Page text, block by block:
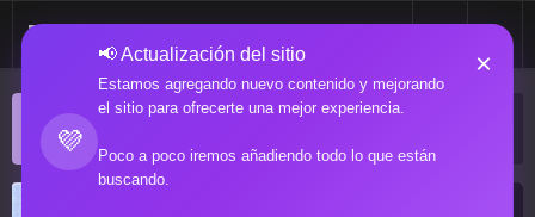
💜
📢 Actualización del sitio
Estamos agregando nuevo contenido y mejorando
el sitio para ofrecerte una mejor experiencia.
Poco a poco iremos añadiendo todo lo que están
buscando.
×
ACTUALIZACIONES POPULARES